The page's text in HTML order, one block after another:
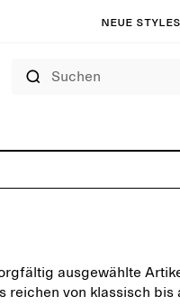
Neue
ausgewählte
reichen von klassisch bis